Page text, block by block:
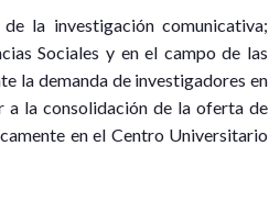
la investigación comunicativa;
Sociales y en el campo de las
la demanda de investigadores en
la consolidación de la oferta de
en el Centro Universitario